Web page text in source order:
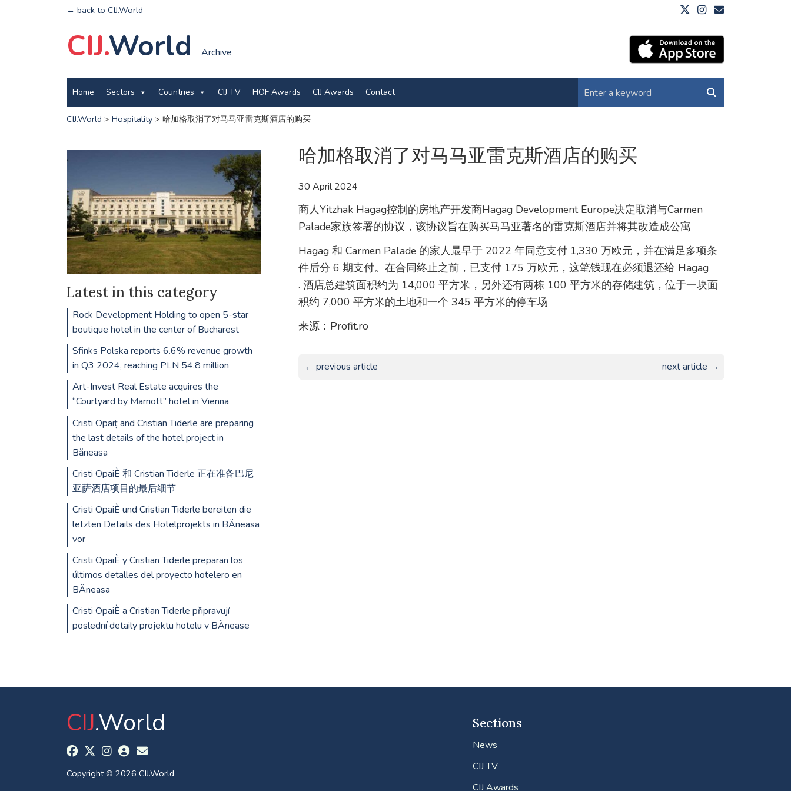
← back to CIJ.World
CIJ.World Archive
Home Sectors Countries CIJ TV HOF Awards CIJ Awards Contact
CIJ.World > Hospitality> 哈加格取消了对马马亚雷克斯酒店的购买
哈加格取消了对马马亚雷克斯酒店的购买
30 April 2024
商人Yitzhak Hagag控制的房地产开发商Hagag Development Europe决定取消与Carmen
Palade家族签署的协议，该协议旨在购买马马亚著名的雷克斯酒店并将其改造成公寓
Hagag 和 Carmen Palade 的家人最早于 2022 年同意支付 1,330 万欧元，并在满足多项条
件后分 6 期支付。在合同终止之前，已支付 175 万欧元，这笔钱现在必须退还给 Hagag
. 酒店总建筑面积约为 14,000 平方米，另外还有两栋 100 平方米的存储建筑，位于一块面
积约 7,000 平方米的土地和一个 345 平方米的停车场
来源：Profit.ro
← previous article next article →
Latest in this category
Rock Development Holding to open 5-star
boutique hotel in the center of Bucharest
Sfinks Polska reports 6.6% revenue growth
in Q3 2024, reaching PLN 54.8 million
Art-Invest Real Estate acquires the
“Courtyard by Marriott” hotel in Vienna
Cristi Opaiț and Cristian Tiderle are preparing
the last details of the hotel project in
Băneasa
Cristi OpaiÈ 和 Cristian Tiderle 正在准备巴尼
亚萨酒店项目的最后细节
Cristi OpaiÈ und Cristian Tiderle bereiten die
letzten Details des Hotelprojekts in BÄneasa
vor
Cristi OpaiÈ y Cristian Tiderle preparan los
últimos detalles del proyecto hotelero en
BÄneasa
Cristi OpaiÈ a Cristian Tiderle připravují
poslední detaily projektu hotelu v BÄnease
CIJ.World
Copyright © 2026 CIJ.World
Sections
News
CIJ TV
CIJ Awards